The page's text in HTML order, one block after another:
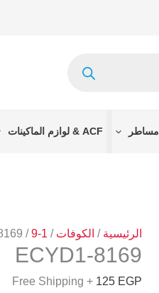
مساطر ACF & لوازم الماكينات
الرئيسية / الكوفات /
1-9
/ 8169-ECYD1
8169-ECYD1
125 EGP
+ Free Shipping